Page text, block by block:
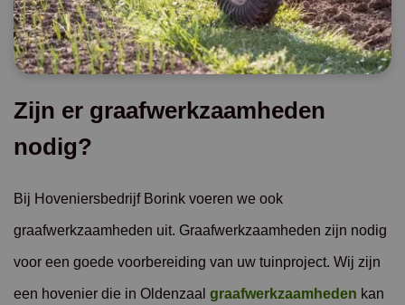
Zijn er graafwerkzaamheden
nodig?
Bij Hoveniersbedrijf Borink voeren we ook
graafwerkzaamheden uit. Graafwerkzaamheden zijn nodig
voor een goede voorbereiding van uw tuinproject. Wij zijn
een hovenier die in Oldenzaal graafwerkzaamheden kan